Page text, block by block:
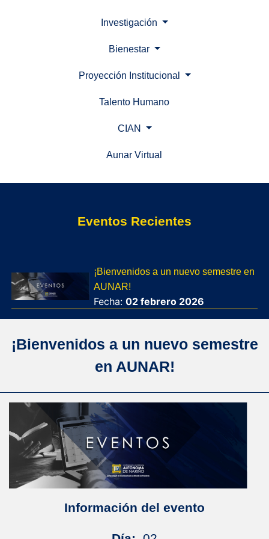
Investigación
Bienestar
Proyección Institucional
Talento Humano
CIAN
Aunar Virtual
Eventos Recientes
¡Bienvenidos a un nuevo semestre en
AUNAR!
Fecha: 02 febrero 2026
¡Bienvenidos a un nuevo semestre
en AUNAR!
Información del evento